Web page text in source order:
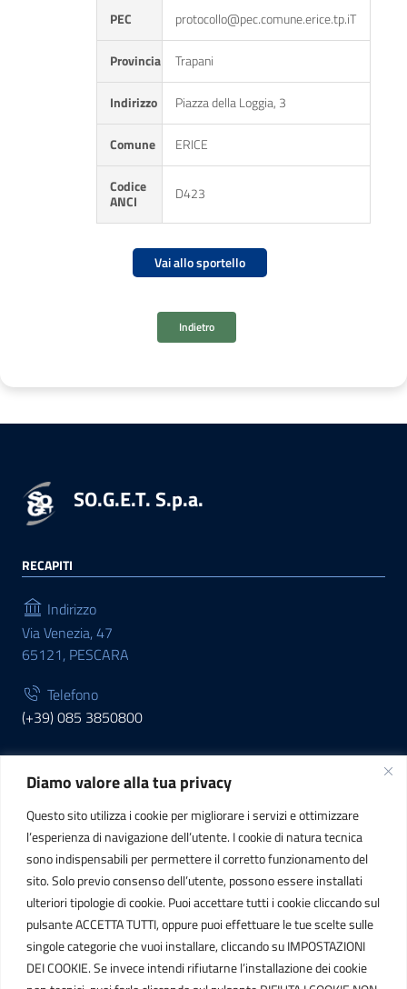
Diamo valore alla tua privacy
Questo sito utilizza i cookie per migliorare i servizi e ottimizzare
l’esperienza di navigazione dell’utente. I cookie di natura tecnica
sono indispensabili per permettere il corretto funzionamento del
sito. Solo previo consenso dell’utente, possono essere installati
ulteriori tipologie di cookie. Puoi accettare tutti i cookie cliccando sul
pulsante ACCETTA TUTTI, oppure puoi effettuare le tue scelte sulle
singole categorie che vuoi installare, cliccando su IMPOSTAZIONI
DEI COOKIE. Se invece intendi rifiutarne l’installazione dei cookie
PEC protocollo@pec.comune.erice.tp.iT
Provincia Trapani
Indirizzo Piazza della Loggia, 3
Comune ERICE
Codice
ANCI D423
Vai allo sportello
Indietro
SO.G.E.T. S.p.a.
RECAPITI
Indirizzo
Via Venezia, 47
65121, PESCARA
Telefono
(+39) 085 3850800
INFORMAZIONI
C.F. / P.IVA
IT01807790686
POSTA ELETTRONICA
PEC